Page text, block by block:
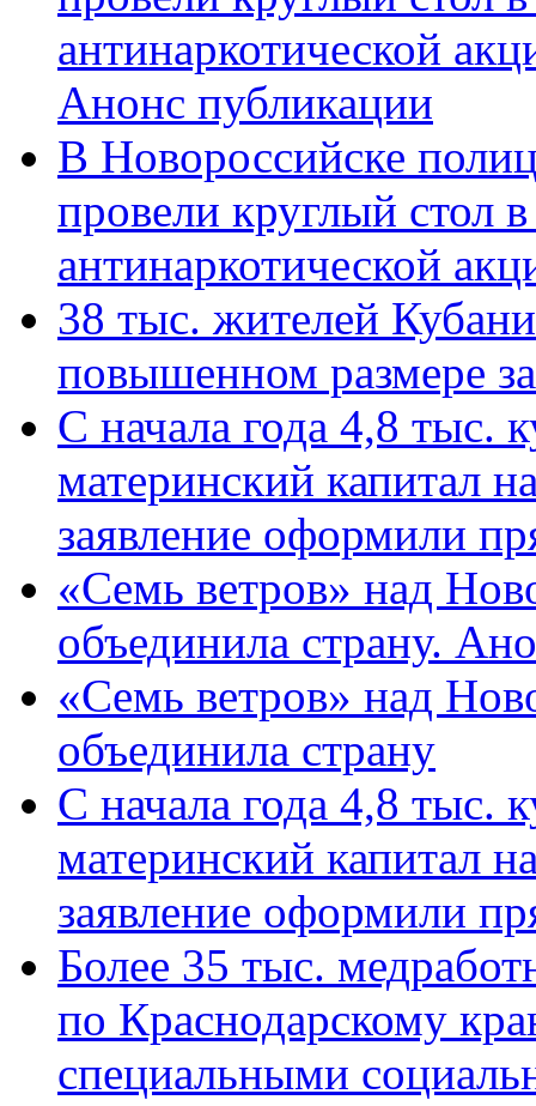
антинаркотической
Анонс публикации
В Новороссийске
провели круглый стол
антинаркотической
38 тыс. жителей
повышенном размере
С начала года 4,8 тыс.
материнский капитал
заявление оформили
«Семь ветров» над
объединила страну.
«Семь ветров» над
объединила страну
С начала года 4,8 тыс.
материнский капитал
заявление оформили
Более 35 тыс.
по Краснодарскому
специальными